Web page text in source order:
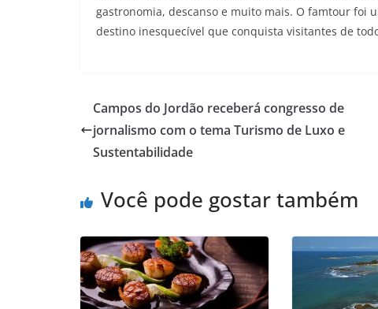
gastronomia, descanso e muito mais. O famtour foi
destino inesquecível que conquista visitantes de
Campos do Jordão receberá congresso de
jornalismo com o tema Turismo de Luxo e
Sustentabilidade
Você pode gostar também